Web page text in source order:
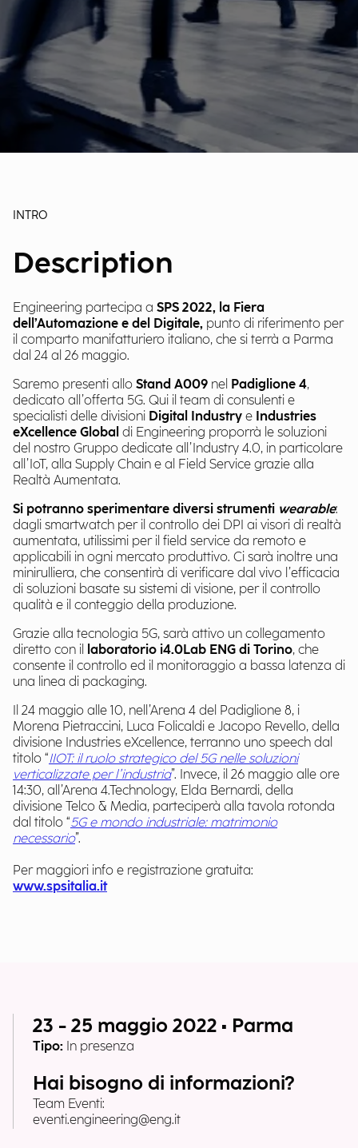
INTRO
Description
Engineering partecipa a SPS 2022, la Fiera
dell’Automazione e del Digitale, punto di riferimento per
il comparto manifatturiero italiano, che si terrà a Parma
dal 24 al 26 maggio.
Saremo presenti allo Stand A009 nel Padiglione 4,
dedicato all’offerta 5G. Qui il team di consulenti e
specialisti delle divisioni Digital Industry e Industries
eXcellence Global di Engineering proporrà le soluzioni
del nostro Gruppo dedicate all’Industry 4.0, in particolare
all’IoT, alla Supply Chain e al Field Service grazie alla
Realtà Aumentata.
Si potranno sperimentare diversi strumenti wearable:
dagli smartwatch per il controllo dei DPI ai visori di realtà
aumentata, utilissimi per il field service da remoto e
applicabili in ogni mercato produttivo. Ci sarà inoltre una
minirulliera, che consentirà di verificare dal vivo l’efficacia
di soluzioni basate su sistemi di visione, per il controllo
qualità e il conteggio della produzione.
Grazie alla tecnologia 5G, sarà attivo un collegamento
diretto con il laboratorio i4.0Lab ENG di Torino, che
consente il controllo ed il monitoraggio a bassa latenza di
una linea di packaging.
Il 24 maggio alle 10, nell’Arena 4 del Padiglione 8, i
Morena Pietraccini, Luca Folicaldi e Jacopo Revello, della
divisione Industries eXcellence, terranno uno speech dal
titolo “IIOT: il ruolo strategico del 5G nelle soluzioni
verticalizzate per l’industria”. Invece, il 26 maggio alle ore
14:30, all’Arena 4.Technology, Elda Bernardi, della
divisione Telco & Media, parteciperà alla tavola rotonda
dal titolo “5G e mondo industriale: matrimonio
necessario”.
Per maggiori info e registrazione gratuita:
www.spsitalia.it
23 - 25 maggio 2022 • Parma
Tipo: In presenza
Hai bisogno di informazioni?
Team Eventi:
eventi.engineering@eng.it